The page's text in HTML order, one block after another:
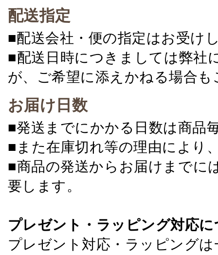
配送指定
■配送会社・便の指定はお受け
■配送日時につきましては弊社
が、ご希望に添えかねる場合
お届け日数
■発送までにかかる日数は商品
■また在庫切れ等の理由により
■商品の発送からお届けまでに
要します。
プレゼント・ラッピング対応
プレゼント対応・ラッピング